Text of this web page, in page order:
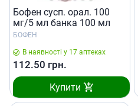
Бофен сусп. орал. 100
мг/5 мл банка 100 мл
БОФЕН
В наявності у 17 аптеках
112.50 грн.
Купити